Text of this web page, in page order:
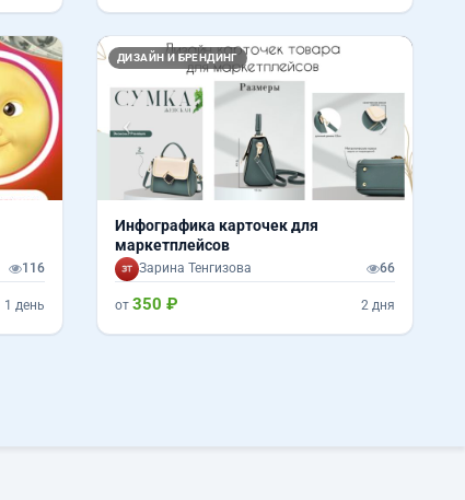
116
1 день
ДИЗАЙН И БРЕНДИНГ
Назад Вперед
Инфографика карточек для
маркетплейсов
Зарина Тенгизова 66
от 350 ₽ 2 дня